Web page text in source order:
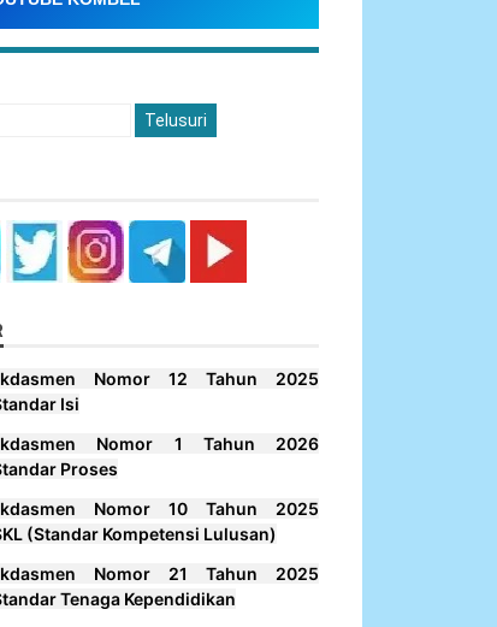
Nomor 12 Tahun 2025
Isi
Nomor 1 Tahun 2026
Proses
Nomor 10 Tahun 2025
(Standar Kompetensi Lulusan)
Nomor 21 Tahun 2025
Tenaga Kependidikan